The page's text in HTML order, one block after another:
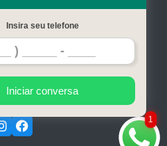
Contato
1
Insira seu telefone
Iniciar conversa